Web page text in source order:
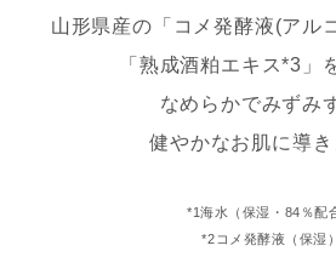
山形県産の「コメ発酵液(アル
「熟成酒粕エキス*3」
なめらかでみずみ
健やかなお肌に導き
*1海水（保湿・84％配
*2コメ発酵液（保湿）